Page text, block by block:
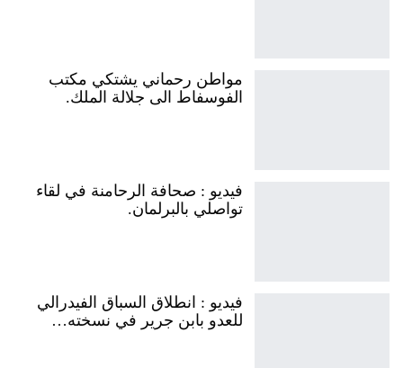
مواطن رحماني يشتكي مكتب
الفوسفاط الى جلالة الملك.
فيديو : صحافة الرحامنة في لقاء
تواصلي بالبرلمان.
فيديو : انطلاق السباق الفيدرالي
للعدو بابن جرير في نسخته…